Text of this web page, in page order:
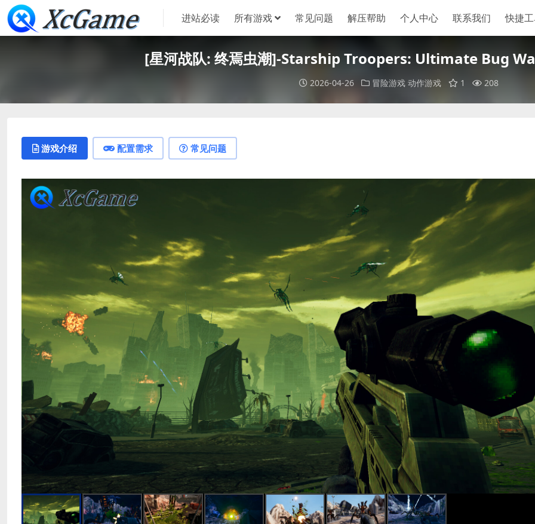
进站必读 所有游戏 常见问题 解压帮助 个人中心 联系我们 快捷
[星河战队: 终焉虫潮]-Starship Troopers: Ultimate Bug
2026-04-26 冒险游戏 动作游戏 1 208
游戏介绍 配置需求 常见问题